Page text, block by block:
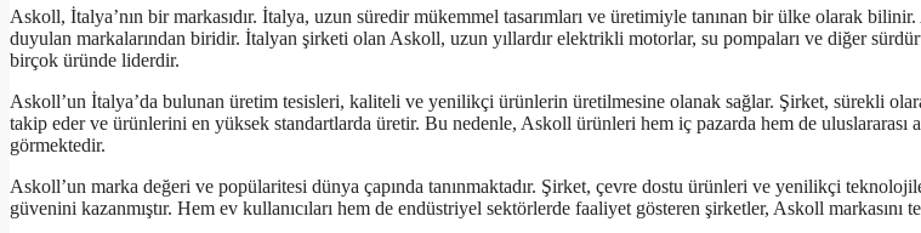
Askoll, İtalya’nın bir markasıdır. İtalya, uzun süredir mükemmel tasarımları ve üretimiyle tanınan bir ülke olarak
duyulan markalarından biridir. İtalyan şirketi olan Askoll, uzun yıllardır elektrikli motorlar, su pompaları ve diğer
birçok üründe liderdir.
Askoll’un İtalya’da bulunan üretim tesisleri, kaliteli ve yenilikçi ürünlerin üretilmesine olanak sağlar. Şirket, sürekli
takip eder ve ürünlerini en yüksek standartlarda üretir. Bu nedenle, Askoll ürünleri hem iç pazarda hem de uluslararası
görmektedir.
Askoll’un marka değeri ve popülaritesi dünya çapında tanınmaktadır. Şirket, çevre dostu ürünleri ve yenilikçi
güvenini kazanmıştır. Hem ev kullanıcıları hem de endüstriyel sektörlerde faaliyet gösteren şirketler, Askoll markasını